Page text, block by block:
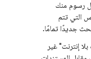
رسوم منك
التي تتم
جديدًا تمامًا.
إنترنت" غير